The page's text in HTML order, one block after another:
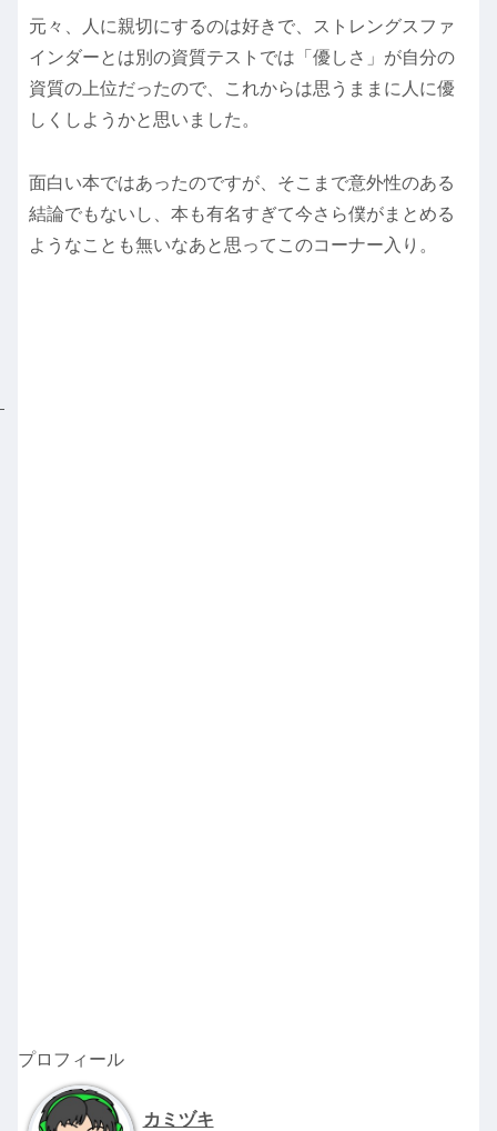
元々、人に親切にするのは好きで、ストレングスファ
インダーとは別の資質テストでは「優しさ」が自分の
資質の上位だったので、これからは思うままに人に優
しくしようかと思いました。
面白い本ではあったのですが、そこまで意外性のある
結論でもないし、本も有名すぎて今さら僕がまとめる
ようなことも無いなあと思ってこのコーナー入り。
プロフィール
カミヅキ